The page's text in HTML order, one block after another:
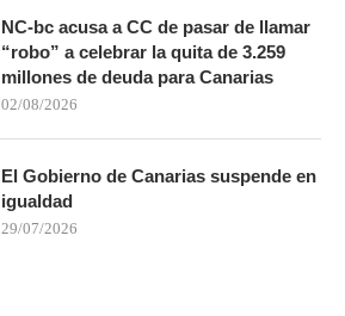
NC-bc acusa a CC de pasar de llamar
“robo” a celebrar la quita de 3.259
millones de deuda para Canarias
02/08/2026
El Gobierno de Canarias suspende en
igualdad
29/07/2026